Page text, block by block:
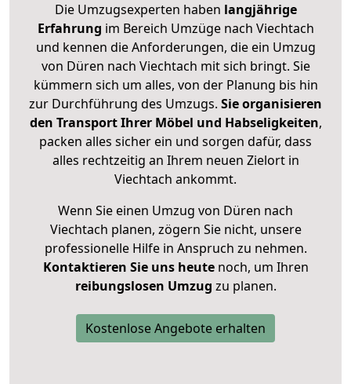
Die Umzugsexperten haben langjährige
Erfahrung im Bereich Umzüge nach Viechtach
und kennen die Anforderungen, die ein Umzug
von Düren nach Viechtach mit sich bringt. Sie
kümmern sich um alles, von der Planung bis hin
zur Durchführung des Umzugs. Sie organisieren
den Transport Ihrer Möbel und Habseligkeiten,
packen alles sicher ein und sorgen dafür, dass
alles rechtzeitig an Ihrem neuen Zielort in
Viechtach ankommt.
Wenn Sie einen Umzug von Düren nach
Viechtach planen, zögern Sie nicht, unsere
professionelle Hilfe in Anspruch zu nehmen.
Kontaktieren Sie uns heutenoch, um Ihren
reibungslosen Umzug zu planen.
Kostenlose Angebote erhalten